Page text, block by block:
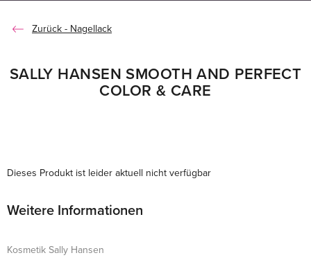
Nagellack
SALLY HANSEN SMOOTH AND PERFECT
COLOR & CARE
Dieses Produkt ist leider aktuell nicht verfügbar
Weitere Informationen
Kosmetik Sally Hansen